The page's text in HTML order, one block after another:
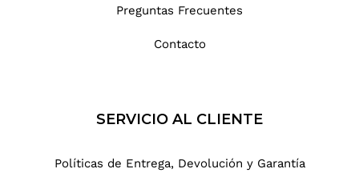
Preguntas Frecuentes
Contacto
SERVICIO AL CLIENTE
Políticas de Entrega, Devolución y Garantía